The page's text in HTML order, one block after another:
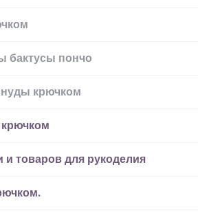
бактусы пончо
крючком
товаров для рукоделия